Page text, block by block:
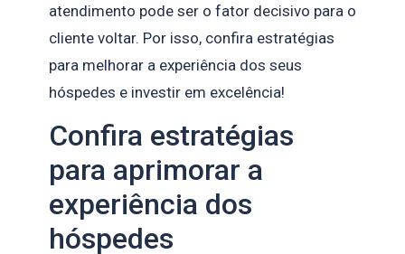
atendimento pode ser o fator decisivo para o
cliente voltar. Por isso, confira estratégias
para melhorar a experiência dos seus
hóspedes e investir em excelência!
Confira estratégias
para aprimorar a
experiência dos
hóspedes